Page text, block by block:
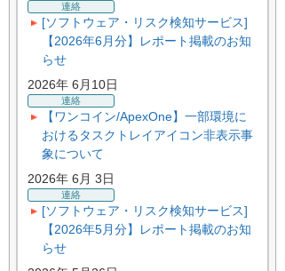
連絡
[ソフトウェア・リスク検知サービス]
【2026年6月分】レポート掲載のお知
らせ
2026年 6月10日
連絡
【ワンコイン/ApexOne】一部環境に
おけるタスクトレイアイコン非表示事
象について
2026年 6月 3日
連絡
[ソフトウェア・リスク検知サービス]
【2026年5月分】レポート掲載のお知
らせ